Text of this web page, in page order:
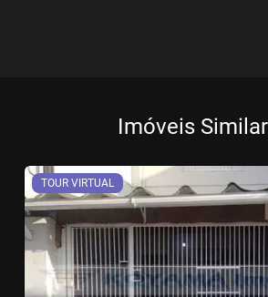
Imóveis
TOUR VIRTUAL
‹